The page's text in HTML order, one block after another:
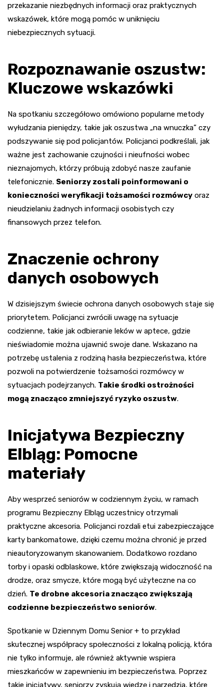
przekazanie niezbędnych informacji oraz praktycznych
wskazówek, które mogą pomóc w uniknięciu
niebezpiecznych sytuacji.
Rozpoznawanie oszustw:
Kluczowe wskazówki
Na spotkaniu szczegółowo omówiono popularne metody
wyłudzania pieniędzy, takie jak oszustwa „na wnuczka” czy
podszywanie się pod policjantów. Policjanci podkreślali, jak
ważne jest zachowanie czujności i nieufności wobec
nieznajomych, którzy próbują zdobyć nasze zaufanie
telefonicznie. Seniorzy zostali poinformowani o
konieczności weryfikacji tożsamości rozmówcy oraz
nieudzielaniu żadnych informacji osobistych czy
finansowych przez telefon.
Znaczenie ochrony
danych osobowych
W dzisiejszym świecie ochrona danych osobowych staje się
priorytetem. Policjanci zwrócili uwagę na sytuacje
codzienne, takie jak odbieranie leków w aptece, gdzie
nieświadomie można ujawnić swoje dane. Wskazano na
potrzebę ustalenia z rodziną hasła bezpieczeństwa, które
pozwoli na potwierdzenie tożsamości rozmówcy w
sytuacjach podejrzanych. Takie środki ostrożności
mogą znacząco zmniejszyć ryzyko oszustw.
Inicjatywa Bezpieczny
Elbląg: Pomocne
materiały
Aby wesprzeć seniorów w codziennym życiu, w ramach
programu Bezpieczny Elbląg uczestnicy otrzymali
praktyczne akcesoria. Policjanci rozdali etui zabezpieczające
karty bankomatowe, dzięki czemu można chronić je przed
nieautoryzowanym skanowaniem. Dodatkowo rozdano
torby i opaski odblaskowe, które zwiększają widoczność na
drodze, oraz smycze, które mogą być użyteczne na co
dzień. Te drobne akcesoria znacząco zwiększają
codzienne bezpieczeństwo seniorów.
Spotkanie w Dziennym Domu Senior + to przykład
skutecznej współpracy społeczności z lokalną policją, która
nie tylko informuje, ale również aktywnie wspiera
mieszkańców w zapewnieniu im bezpieczeństwa. Poprzez
takie inicjatywy, seniorzy zyskują wiedzę i narzędzia, które